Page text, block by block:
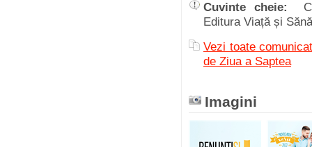
Cuvinte cheie:
Editura Viață și
Vezi toate
de Ziua a Saptea
Imagini